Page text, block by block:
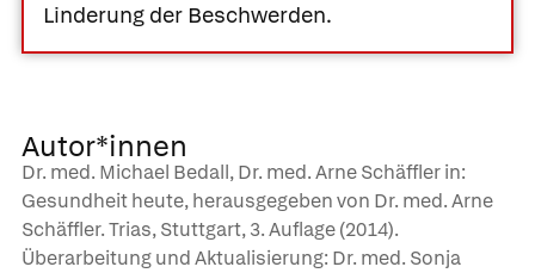
Linderung der Beschwerden.
Autor*innen
Dr. med. Michael Bedall, Dr. med. Arne Schäffler in:
Gesundheit heute, herausgegeben von Dr. med. Arne
Schäffler. Trias, Stuttgart, 3. Auflage (2014).
Überarbeitung und Aktualisierung: Dr. med. Sonja